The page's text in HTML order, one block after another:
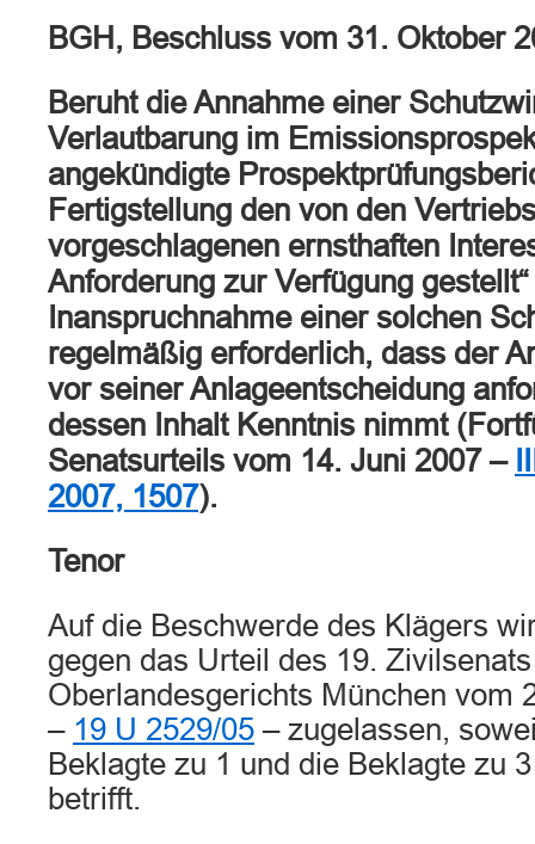
BGH, Beschluss vom 31. Oktober
Beruht die Annahme einer
Verlautbarung im
angekündigte
Fertigstellung den von den
vorgeschlagenen ernsthaften
Anforderung zur Verfügung
Inanspruchnahme einer solchen
regelmäßig erforderlich, dass der
vor seiner Anlageentscheidung
dessen Inhalt Kenntnis nimmt
Senatsurteils vom 14. Juni 2007 –
2007, 1507).
Tenor
Auf die Beschwerde des Klägers
gegen das Urteil des 19.
Oberlandesgerichts München vom
– 19 U 2529/05 – zugelassen,
Beklagte zu 1 und die Beklagte zu
betrifft.